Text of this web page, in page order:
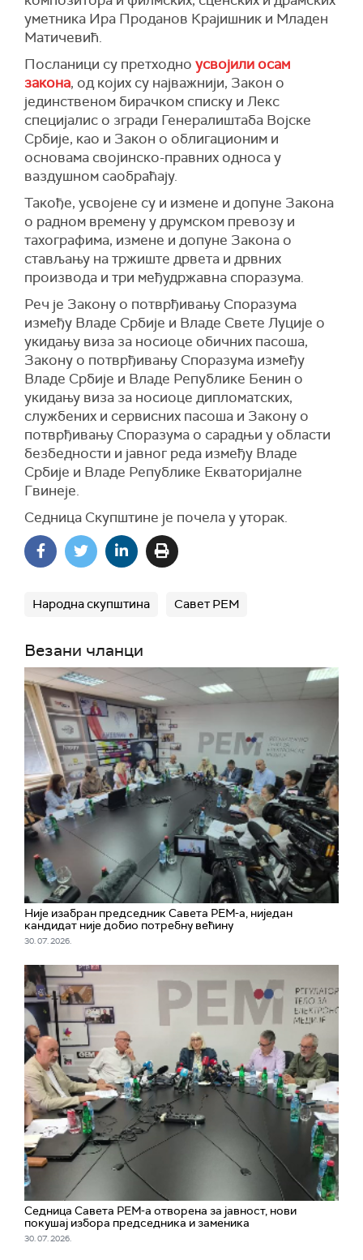
уметника Ира Проданов Крајишник и Младен
Матичевић.
Посланици су претходно усвојили осам
закона, од којих су најважнији, Закон о
јединственом бирачком списку и Лекс
специјалис о згради Генералиштаба Војске
Србије, као и Закон о облигационим и
основама својинско-правних односа у
ваздушном саобраћају.
Такође, усвојене су и измене и допуне Закона
о радном времену у друмском превозу и
тахографима, измене и допуне Закона о
стављању на тржиште дрвета и дрвних
производа и три међудржавна споразума.
Реч је Закону о потврђивању Споразума
између Владе Србије и Владе Свете Луције о
укидању виза за носиоце обичних пасоша,
Закону о потврђивању Споразума између
Владе Србије и Владе Републике Бенин о
укидању виза за носиоце дипломатских,
службених и сервисних пасоша и Закону о
потврђивању Споразума о сарадњи у области
безбедности и јавног реда између Владе
Србије и Владе Републике Екваторијалне
Гвинеје.
Седница Скупштине је почела у уторак.
Народна скупштина Савет РЕМ
Везани чланци
Није изабран председник Савета РЕМ-а, ниједан
кандидат није добио потребну већину
30. 07. 2026.
Седница Савета РЕМ-а отворена за јавност, нови
покушај избора председника и заменика
30. 07. 2026.